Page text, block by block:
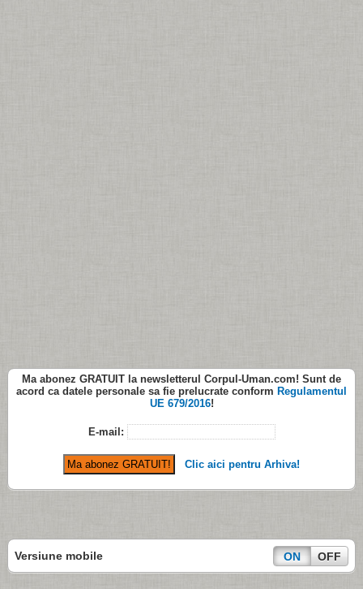
Ma abonez GRATUIT la newsletterul Corpul-Uman.com! Sunt de
acord ca datele personale sa fie prelucrate conform Regulamentul
UE 679/2016!
E-mail:
Clic aici pentru Arhiva!
Versiune mobile ON OFF